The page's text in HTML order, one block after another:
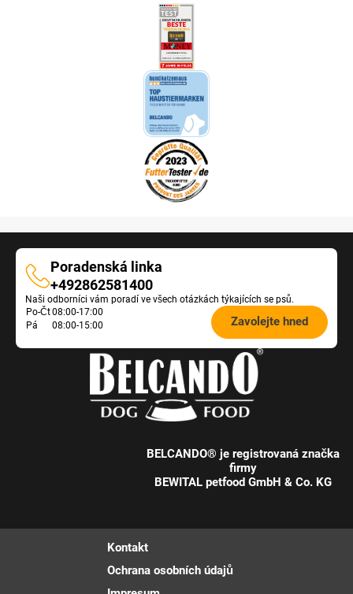
Poradenská linka
Poradenská
linka
+492862581400
Naši odborníci vám poradí ve všech otázkách týkajících se psů.
Öffnungszeiten
Futterberatung:
Po-Čt08:00-17:00
Pá
08:00-15:00 Zavolejte hned
BELCANDO® je registrovaná značka
firmy
BEWITAL petfood GmbH & Co. KG
Kontakt
Ochrana osobních údajů